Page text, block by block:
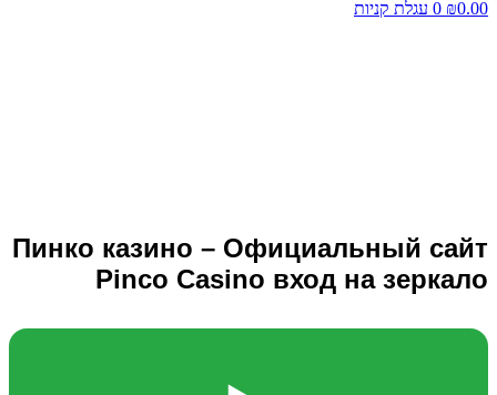
₪0.00
0 עגלת קניות
Пинко казино – Официальный сайт
Pinco Casino вход на зеркало